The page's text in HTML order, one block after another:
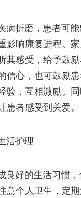
病折磨，患者可
影响康复进程。
其感受，给予鼓
信心，也可鼓励
验，互相激励。
患者感受到关爱。
活护理
良好的生活习惯，
意个人卫生，定